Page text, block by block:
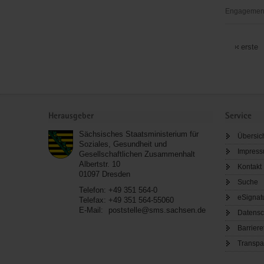
Chemnitz
erste
Herausgeber
Sächsisches Staatsministerium für
Soziales, Gesundheit und
Gesellschaftlichen Zusammenhalt
Albertstr. 10
01097 Dresden
Telefon: +49 351 564-0
Telefax: +49 351 564-55060
E-Mail:
poststelle@sms.sachsen.de
Service
Kontakt
Suche